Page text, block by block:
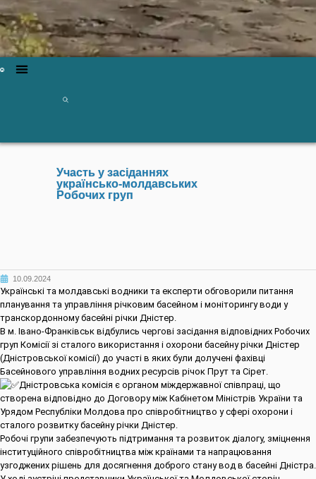
Участь у засіданнях
українсько-молдавських
Робочих груп
10.09.2024
Українські та молдавські водники та експерти обговорили питання
планування та управління річковим басейном і моніторингу води у
транскордонному басейні річки Дністер.
В м. Івано-Франківськ відбулись чергові засідання відповідних Робочих
груп Комісії зі сталого використання і охорони басейну річки Дністер
(Дністровської комісії) до участі в яких були долучені фахівці
Басейнового управління водних ресурсів річок Прут та Сірет.
Дністровська комісія є органом міждержавної співпраці, що
створена відповідно до Договору між Кабінетом Міністрів України та
Урядом Республіки Молдова про співробітництво у сфері охорони і
сталого розвитку басейну річки Дністер.
Робочі групи забезпечують підтримання та розвиток діалогу, зміцнення
інституційного співробітництва між країнами та напрацювання
узгоджених рішень для досягнення доброго стану вод в басейні Дністра.